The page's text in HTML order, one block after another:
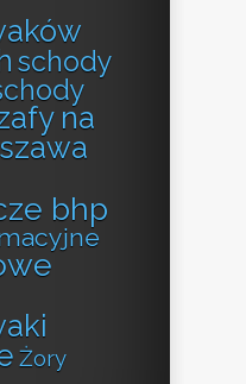
schody
na
bhp
Żory